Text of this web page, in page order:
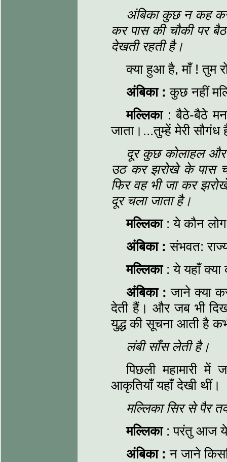
अंबिका कुछ न कह
कर पास की चौकी पर
देखती रहती है।
क्या हुआ है, माँ ! तुम
अंबिका :कुछ नहीं
मल्लिका: बैठे-बैठे मन
जाता।...तुम्हें मेरी
दूर कुछ कोलाहल और
उठ कर झरोखे के पास
फिर वह भी जा कर
दूर चला जाता है।
मल्लिका: ये कौन लोग
अंबिका :संभवत:
मल्लिका: ये यहाँ क्या
अंबिका :जाने क्या
देती हैं। और जब भी
युद्ध की सूचना आती है
लंबी साँस लेती है।
पिछली महामारी
आकृतियाँ यहाँ देखी थीं।
मल्लिका सिर से पैर
मल्लिका: परंतु आज ये
अंबिका :न जाने